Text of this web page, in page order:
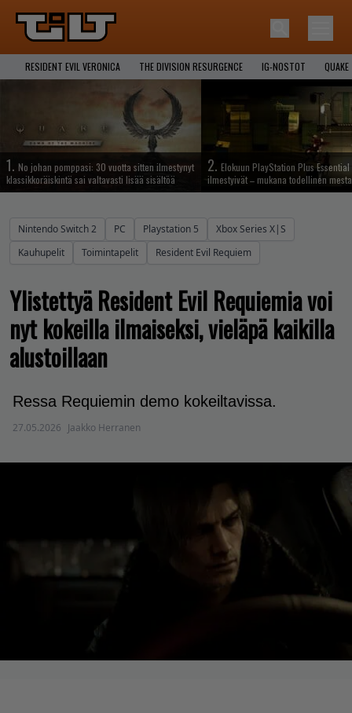
RESIDENT EVIL VERONICA THE DIVISION RESURGENCE IG-NOSTOT QUAKE
1. No johan pomppasi: 30 vuotta sitten ilmestynyt
klassikkoräiskintä sai valtavasti lisää sisältöä
2. Elokuun PlayStation Plus
ilmestyivät – mukana todellinen
Nintendo Switch 2 PC Playstation 5
Xbox Series X|S
Kauhupelit
Toimintapelit Resident Evil Requiem
Ylistettyä Resident Evil Requiemia voi
nyt kokeilla ilmaiseksi, vieläpä kaikilla
alustoillaan
Ressa Requiemin demo kokeiltavissa.
27.05.2026 Jaakko Herranen